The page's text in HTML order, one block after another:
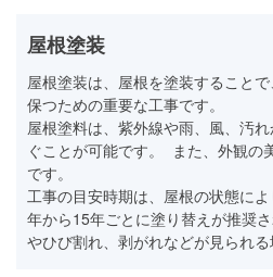
屋根塗装
屋根塗装は、屋根を塗装すること
保つための重要な工事です。
屋根塗料は、紫外線や雨、風、汚
ぐことが可能です。 また、外観の
です。
工事の目安時期は、屋根の状態に
年から15年ごとに塗り替えが推奨
やひび割れ、剥がれなどが見られる